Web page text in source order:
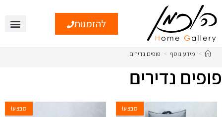
להזמנות
> מידע נוסף > פופים נדירים
פופים נדירים
מבצע! מבצע!